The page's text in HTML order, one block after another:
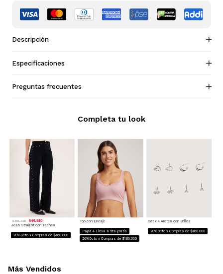
Descripción
Especificaciones
Preguntas frecuentes
$ 119.900 $ 95.920
Jean Straight con Taches
20%Dcto x Compras de $160.000
Top con Encaje
Paga 4 Lleva a 5ta gratis
20%Dcto x Compras de $160.000
Set x 4 Aretes con Brillos
20%Dcto x Compras de $160.000
Completa tu look
Más Vendidos